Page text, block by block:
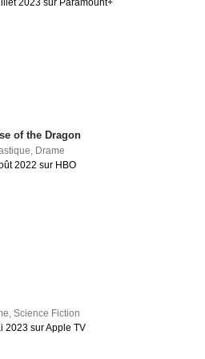
of the Dragon
, Drame
2022 sur HBO
,Science Fiction
2023 sur Apple TV